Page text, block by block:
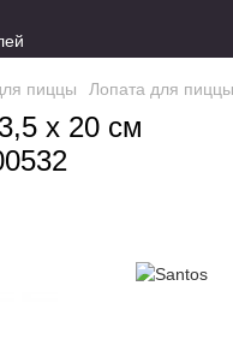
пиццы Лопата для пиццы
х 20 см